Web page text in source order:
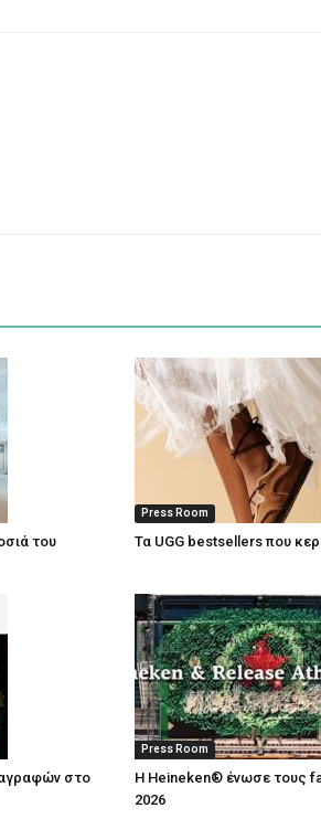
του
Press Room
Τα UGG bestsellers που
στο
Press Room
Η Heineken® ένωσε τους
2026